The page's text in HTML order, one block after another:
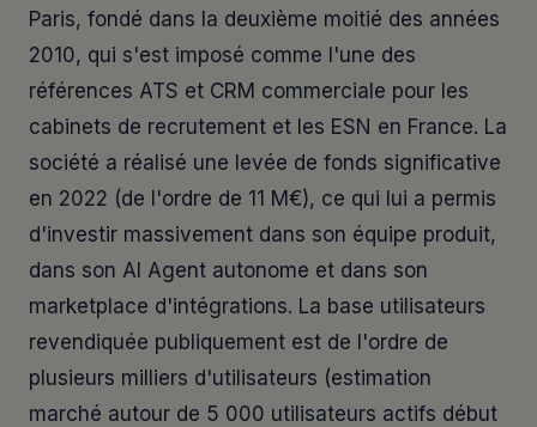
Paris, fondé dans la deuxième moitié des années
2010, qui s'est imposé comme l'une des
références ATS et CRM commerciale pour les
cabinets de recrutement et les ESN en France. La
société a réalisé une levée de fonds significative
en 2022 (de l'ordre de 11 M€), ce qui lui a permis
d'investir massivement dans son équipe produit,
dans son AI Agent autonome et dans son
marketplace d'intégrations. La base utilisateurs
revendiquée publiquement est de l'ordre de
plusieurs milliers d'utilisateurs (estimation
marché autour de 5 000 utilisateurs actifs début